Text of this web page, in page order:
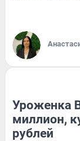
Уроженка
миллион,
рублей